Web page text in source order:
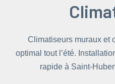
Climatiseurs muraux et
optimal tout l’été.
rapide à Saint-